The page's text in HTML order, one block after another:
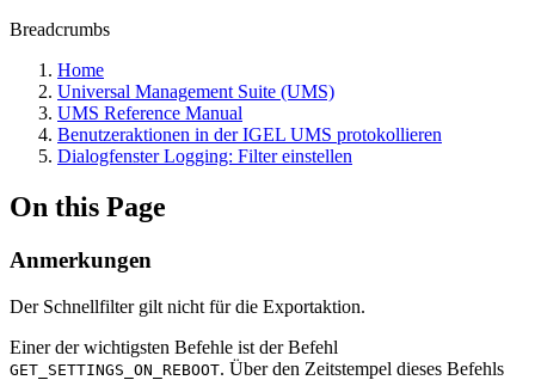
Breadcrumbs
Home
Universal Management Suite (UMS)
UMS Reference Manual
Benutzeraktionen in der IGEL UMS protokollieren
Dialogfenster Logging: Filter einstellen
On this Page
Anmerkungen
Der Schnellfilter gilt nicht für die Exportaktion.
Einer der wichtigsten Befehle ist der Befehl
GET_SETTINGS_ON_REBOOT. Über den Zeitstempel dieses Befehls